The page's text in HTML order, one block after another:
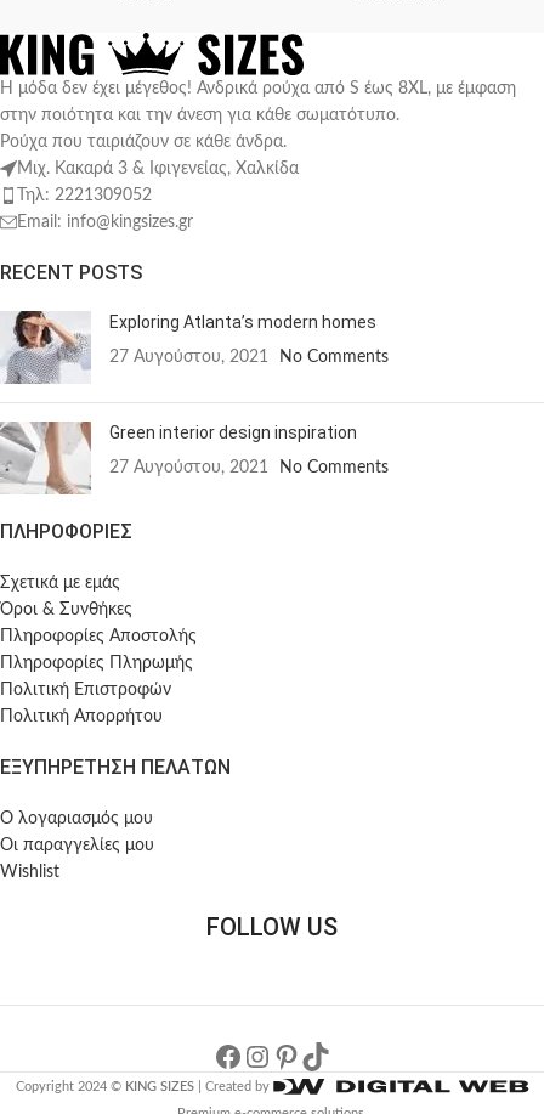
Η μόδα δεν έχει μέγεθος! Ανδρικά ρούχα από S έως 8XL, με έμφαση
στην ποιότητα και την άνεση για κάθε σωματότυπο.
Ρούχα που ταιριάζουν σε κάθε άνδρα.
Μιχ. Κακαρά 3 & Ιφιγενείας, Χαλκίδα
Τηλ: 2221309052
Email: info@kingsizes.gr
RECENT POSTS
Exploring Atlanta’s modern homes
27 Αυγούστου, 2021 No Comments
Green interior design inspiration
27 Αυγούστου, 2021 No Comments
ΠΛΗΡΟΦΟΡΙΕΣ
Σχετικά με εμάς
Όροι & Συνθήκες
Πληροφορίες Αποστολής
Πληροφορίες Πληρωμής
Πολιτική Επιστροφών
Πολιτική Απορρήτου
ΕΞΥΠΗΡΕΤΗΣΗ ΠΕΛΑΤΩΝ
Ο λογαριασμός μου
Οι παραγγελίες μου
Wishlist
FOLLOW US
Copyright 2024 © KING SIZES| Created by